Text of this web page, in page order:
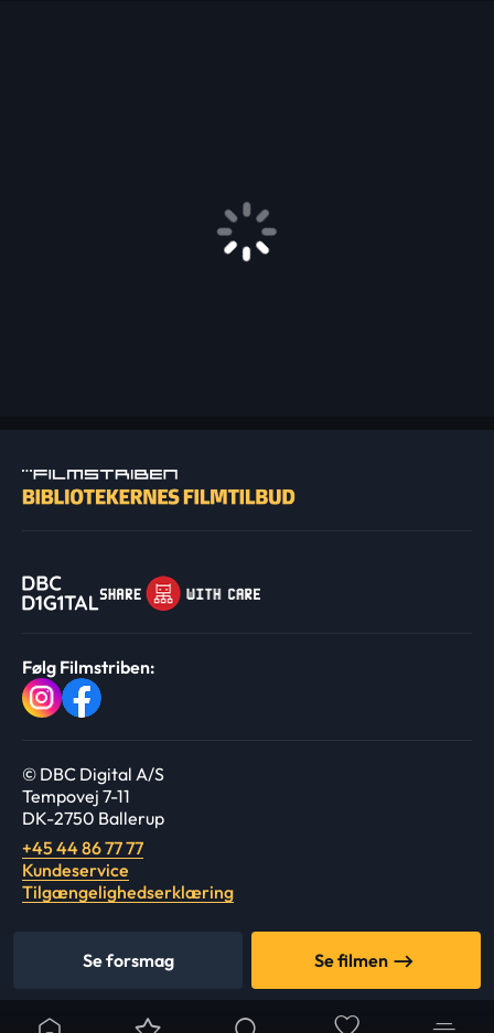
Se forsmag Se filmen
Følg Filmstriben:
© DBC Digital A/S
Tempovej 7-11
DK-2750 Ballerup
+45 44 86 77 77
Kundeservice
Tilgængelighedserklæring